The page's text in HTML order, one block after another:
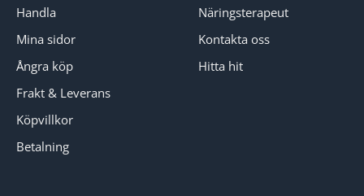
Handla
Mina sidor
Ångra köp
Frakt & Leverans
Köpvillkor
Betalning
Näringsterapeut
Kontakta oss
Hitta hit